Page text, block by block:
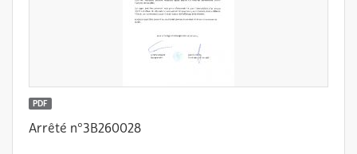
PDF
Arrêté n°3B260028